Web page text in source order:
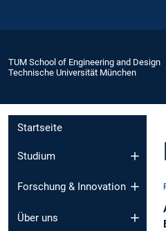
TUM School of Engineering and Design
Technische Universität München
Startseite
Studium
Forschung & Innovation
Über uns